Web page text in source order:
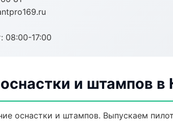
08:00-17:00
оснастки и штампов
оснастки и штампов. Выпускаем